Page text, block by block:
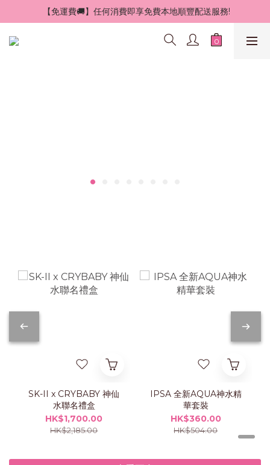
【免運費🚚】任何消費即享免費本地順豐配送服務!
SK-II x CRYBABY 神仙
水聯名禮盒
HK$1,700.00
HK$2,185.00
IPSA 全新AQUA神水精
華套裝
HK$360.00
HK$504.00